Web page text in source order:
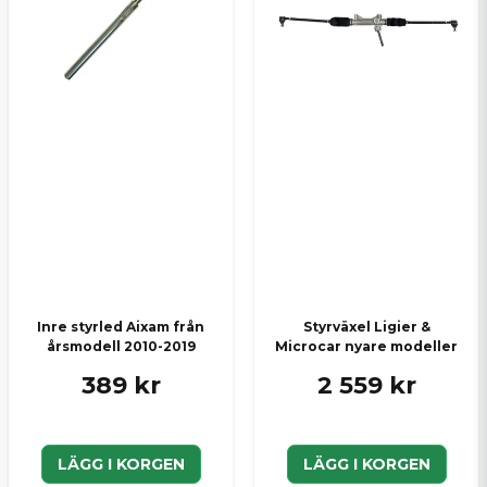
Inre styrled Aixam från
årsmodell 2010-2019
389 kr
LÄGG I KORGEN
Styrväxel Ligier &
Microcar nyare modeller
2 559 kr
LÄGG I KORGEN